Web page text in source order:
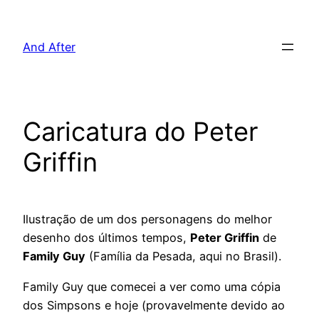
And After
Caricatura do Peter
Griffin
Ilustração de um dos personagens do melhor
desenho dos últimos tempos, Peter Griffin de
Family Guy (Família da Pesada, aqui no Brasil).
Family Guy que comecei a ver como uma cópia
dos Simpsons e hoje (provavelmente devido ao